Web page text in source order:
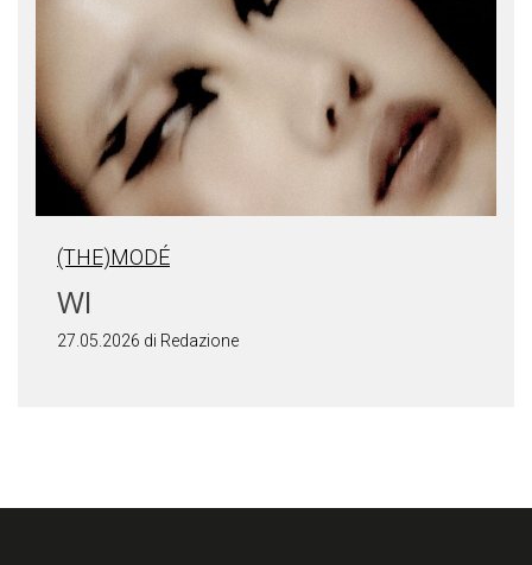
(THE)MODÉ
WI
27.05.2026 di Redazione